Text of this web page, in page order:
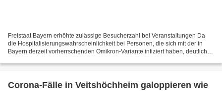
Freistaat Bayern erhöhte zulässige Besucherzahl bei Veranstaltungen Da
die Hospitalisierungswahrscheinlichkeit bei Personen, die sich mit der in
Bayern derzeit vorherrschenden Omikron-Variante infiziert haben, deutlich
Corona-Fälle in Veitshöchheim galoppieren wie